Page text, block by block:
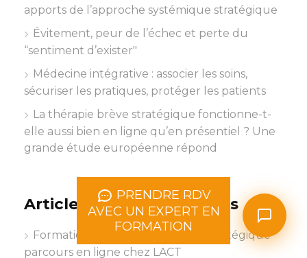
PRENDRE RDV
AVEC UN EXPERT EN
FORMATION
apports de l’approche systémique stratégique
Évitement, peur de l’échec et perte du
“sentiment d’exister"
Médecine intégrative : associer les soins,
sécuriser les pratiques, protéger les patients
La thérapie brève stratégique fonctionne-t-
elle aussi bien en ligne qu’en présentiel ? Une
grande étude européenne répond
Articles les plus consultés
Formation thérapie systémique stratégique
parcours en ligne chez LACT